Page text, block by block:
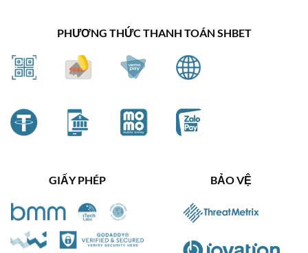
PHƯƠNG THỨC THANH TOÁN SHBET
GIẤY PHÉP BẢO VỆ